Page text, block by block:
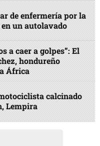
de enfermería por la
en un autolavado
a caer a golpes”: El
hondureño
África
calcinado
Lempira